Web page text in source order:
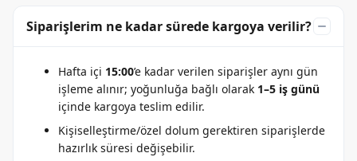
Siparişlerim ne kadar sürede kargoya verilir?
Hafta içi 15:00’e kadar verilen siparişler aynı gün
işleme alınır; yoğunluğa bağlı olarak 1–5 iş günü
içinde kargoya teslim edilir.
Kişiselleştirme/özel dolum gerektiren siparişlerde
hazırlık süresi değişebilir.